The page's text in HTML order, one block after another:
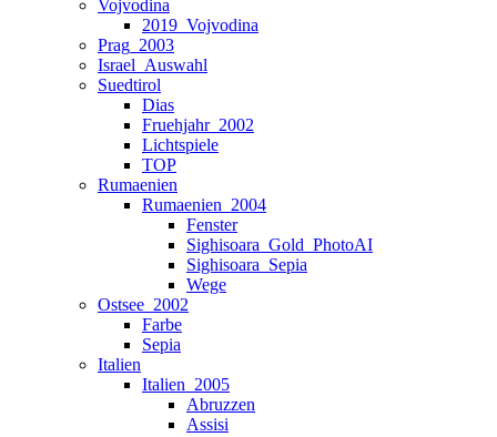
Vojvodina
2019_Vojvodina
Prag_2003
Israel_Auswahl
Suedtirol
Dias
Fruehjahr_2002
Lichtspiele
TOP
Rumaenien
Rumaenien_2004
Fenster
Sighisoara_Gold_PhotoAI
Sighisoara_Sepia
Wege
Ostsee_2002
Farbe
Sepia
Italien
Italien_2005
Abruzzen
Assisi